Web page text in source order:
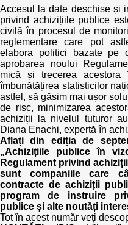
15 minute de realism
Trend Hunter
Buletin EU-STRAT
Aplică la BUNELE
Transparența
Cele mai bune și cele
Moldova
Democrația,
publice-cheie din Moldova
Accesul la date deschise și
privind achizițiile publice
civilă în procesul de
reglementare care pot
elabora politici bazate pe
aprobarea noului
mică și trecerea acestora
îmbunătățirea statisticilor
astfel, să găsim mai ușor
de risc, minimizarea
achiziții la nivelul tuturor
Diana Enachi, expertă în
Aflați din ediția de
„Achizițiile publice în
Regulament privind
sunt companiile care
contracte de achiziții
program de instruire
publice și alte noutăți
Tot în acest număr veți